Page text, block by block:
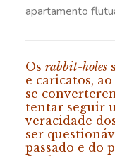
apartamento
Os rabbit-holes
e caricatos,
se
tentar seguir
veracidade
ser
passado e do